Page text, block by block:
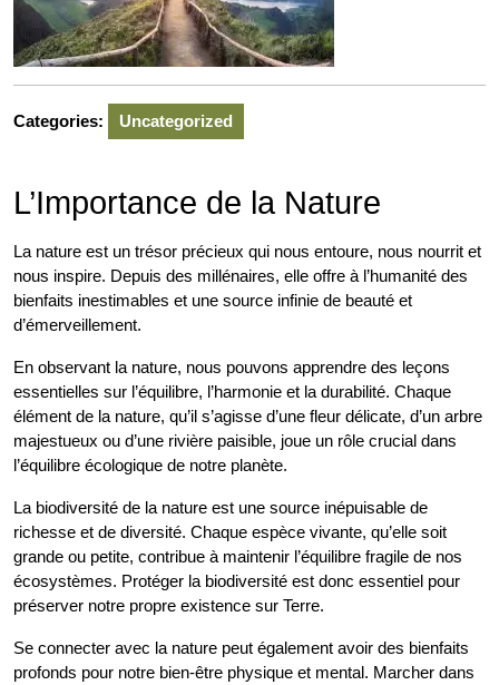
Categories: Uncategorized
L’Importance de la Nature
La nature est un trésor précieux qui nous entoure, nous nourrit et
nous inspire. Depuis des millénaires, elle offre à l’humanité des
bienfaits inestimables et une source infinie de beauté et
d’émerveillement.
En observant la nature, nous pouvons apprendre des leçons
essentielles sur l’équilibre, l’harmonie et la durabilité. Chaque
élément de la nature, qu’il s’agisse d’une fleur délicate, d’un arbre
majestueux ou d’une rivière paisible, joue un rôle crucial dans
l’équilibre écologique de notre planète.
La biodiversité de la nature est une source inépuisable de
richesse et de diversité. Chaque espèce vivante, qu’elle soit
grande ou petite, contribue à maintenir l’équilibre fragile de nos
écosystèmes. Protéger la biodiversité est donc essentiel pour
préserver notre propre existence sur Terre.
Se connecter avec la nature peut également avoir des bienfaits
profonds pour notre bien-être physique et mental. Marcher dans